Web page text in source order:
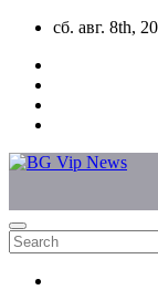
Skip
content
сб. авг. 8th,